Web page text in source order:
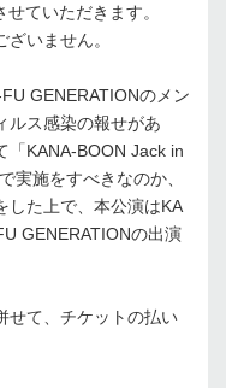
ていただきます。
いません。
GENERATIONのメン
ルス感染の報せがあ
「KANA-BOON Jack in
実施をすべきなのか、
した上で、本公演はKA
GENERATIONの出演
せて、チケットの払い